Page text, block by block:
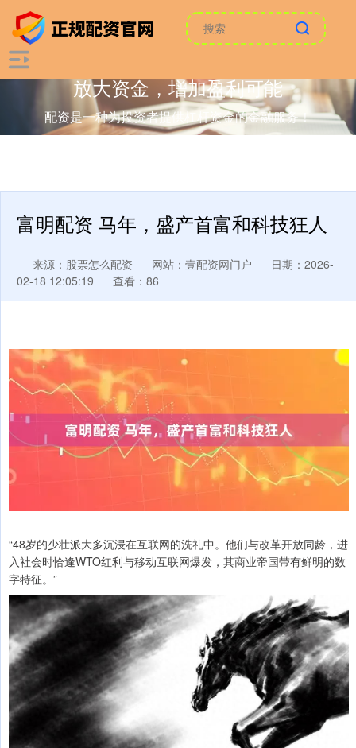
放大资金，增加盈利可能
配资是一种为投资者提供杠杆资金的金融服务！
富明配资 马年，盛产首富和科技狂人
来源：股票怎么配资 网站：壹配资网门户
日期：2026-
02-18 12:05:19
查看：86
“48岁的少壮派大多沉浸在互联网的洗礼中。他们与改革开放同龄，进
入社会时恰逢WTO红利与移动互联网爆发，其商业帝国带有鲜明的数
字特征。”